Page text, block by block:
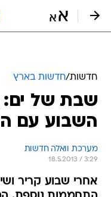
חדשות/חדשות בארץ
שבת של ים:
השבוע עם
מערכת וואלה חדשות
18.5.2013 / 3:29
אחרי שבוע קריר